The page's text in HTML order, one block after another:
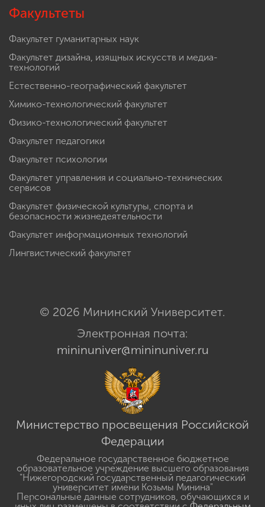
Факультеты
Факультет гуманитарных наук
Факультет дизайна, изящных искусств и медиа-
технологий
Естественно-географический факультет
Химико-технологический факультет
Физико-технологический факультет
Факультет педагогики
Факультет психологии
Факультет управления и социально-технических
сервисов
Факультет физической культуры, спорта и
безопасности жизнедеятельности
Факультет информационных технологий
Лингвистический факультет
© 2026 Мининский Университет.
Электронная почта:
mininuniver@mininuniver.ru
Министерство просвещения Российской
Федерации
Федеральное государственное бюджетное
образовательное учреждение высшего образования
"Нижегородский государственный педагогический
университет имени Козьмы Минина"
Персональные данные сотрудников, обучающихся и